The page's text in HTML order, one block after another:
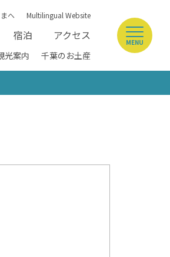
へ Multilingual Website
宿泊 アクセス
光案内 千葉のお土産
MENU